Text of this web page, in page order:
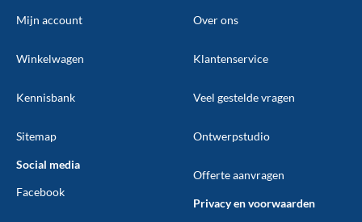
Mijn account
Winkelwagen
Kennisbank
Sitemap
Social media
Facebook
Over ons
Klantenservice
Veel gestelde vragen
Ontwerpstudio
Offerte aanvragen
Privacy en voorwaarden